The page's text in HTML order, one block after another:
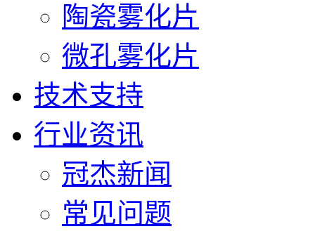
陶瓷雾化片
微孔雾化片
技术支持
行业资讯
冠杰新闻
常见问题